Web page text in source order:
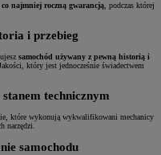
co najmniej roczną gwarancją, podczas której
i przebieg
samochód używany z pewną historią i
który jest jednocześnie świadectwem
technicznym
które wykonują wykwalifikowani mechanicy
narzędzi.
samochodu